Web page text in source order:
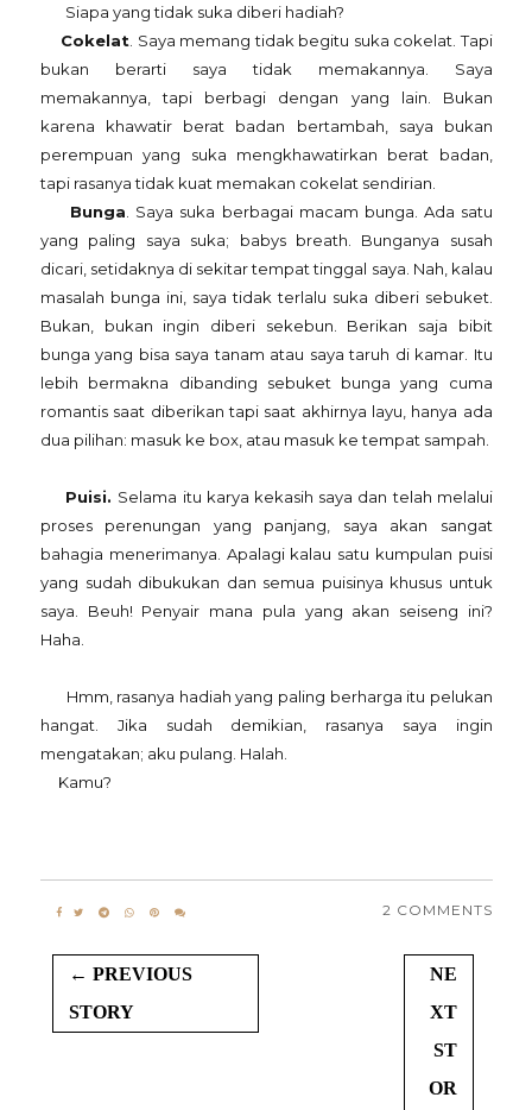
Siapa yang tidak suka diberi hadiah?
Cokelat . Saya memang tidak begitu suka cokelat. Tapi
bukan berarti saya tidak memakannya. Saya
memakannya, tapi berbagi dengan yang lain. Bukan
karena khawatir berat badan bertambah, saya bukan
perempuan yang suka mengkhawatirkan berat badan,
tapi rasanya tidak kuat memakan cokelat sendirian.
Bunga . Saya suka berbagai macam bunga. Ada satu
yang paling saya suka; babys breath. Bunganya susah
dicari, setidaknya di sekitar tempat tinggal saya. Nah, kalau
masalah bunga ini, saya tidak terlalu suka diberi sebuket.
Bukan, bukan ingin diberi sekebun. Berikan saja bibit
bunga yang bisa saya tanam atau saya taruh di kamar. Itu
lebih bermakna dibanding sebuket bunga yang cuma
romantis saat diberikan tapi saat akhirnya layu, hanya ada
dua pilihan: masuk ke box, atau masuk ke tempat sampah.
Puisi. Selama itu karya kekasih saya dan telah melalui
proses perenungan yang panjang, saya akan sangat
bahagia menerimanya. Apalagi kalau satu kumpulan puisi
yang sudah dibukukan dan semua puisinya khusus untuk
saya. Beuh! Penyair mana pula yang akan seiseng ini?
Haha.
Hmm, rasanya hadiah yang paling berharga itu pelukan
hangat. Jika sudah demikian, rasanya saya ingin
mengatakan; aku pulang. Halah.
Kamu?
2 COMMENTS
← PREVIOUS
STORY
NE
XT
ST
OR